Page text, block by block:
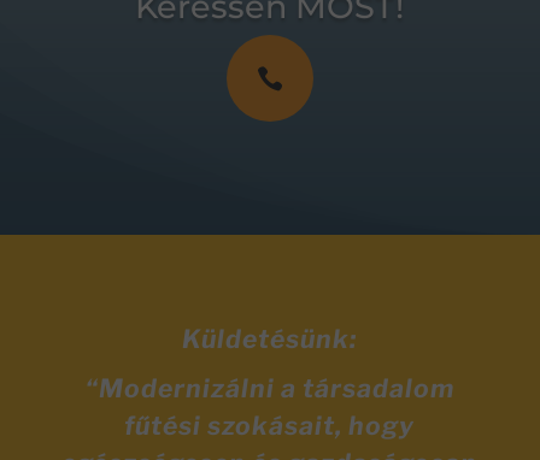

Küldetésünk:
“Modernizálni a társadalom
fűtési szokásait, hogy